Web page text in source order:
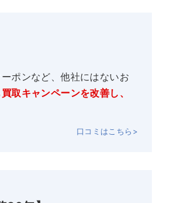
ポンなど、他社にはないお
取キャンペーンを改善し、
口コミはこちら>